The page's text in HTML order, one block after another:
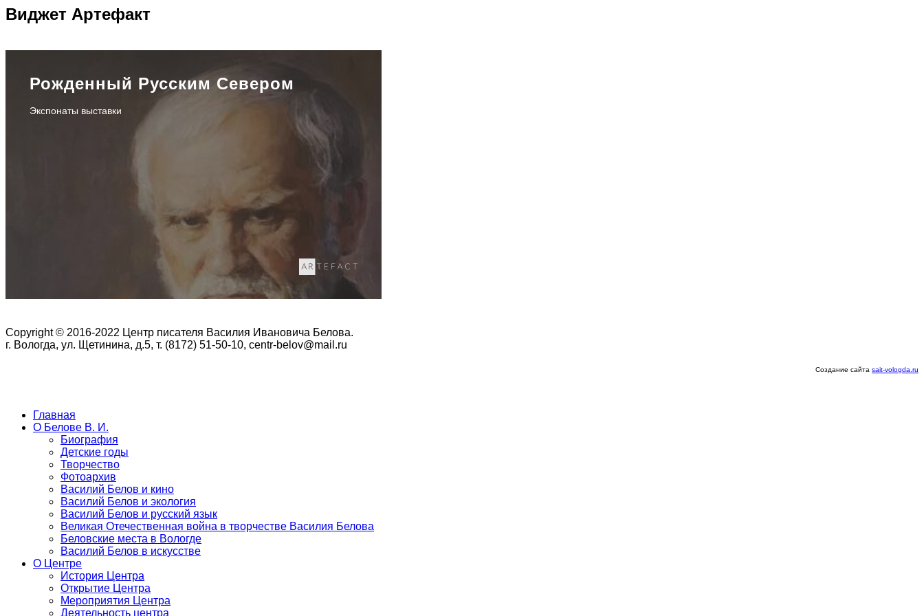
Виджет Артефакт
Рожденный Русским Севером
Экспонаты выставки
Copyright © 2016-2022 Центр писателя Василия Ивановича Белова.
г. Вологда, ул. Щетинина, д.5, т. (8172) 51-50-10, centr-belov@mail.ru
Создание сайта sait-vologda.ru
Главная
О Белове В. И.
Биография
Детские годы
Творчество
Фотоархив
Василий Белов и кино
Василий Белов и экология
Василий Белов и русский язык
Великая Отечественная война в творчестве Василия Белова
Беловские места в Вологде
Василий Белов в искусстве
О Центре
История Центра
Открытие Центра
Мероприятия Центра
Деятельность центра